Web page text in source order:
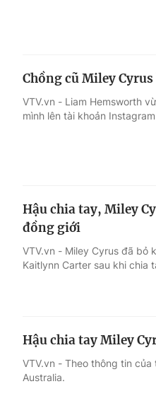
Chồng cũ Miley
VTV.vn - Liam Hemsworth
mình lên tài khoản
Hậu chia tay, Miley
đồng giới
VTV.vn - Miley Cyrus đã bỏ
Kaitlynn Carter sau khi chia
Hậu chia tay Miley
VTV.vn - Theo thông tin
Australia.